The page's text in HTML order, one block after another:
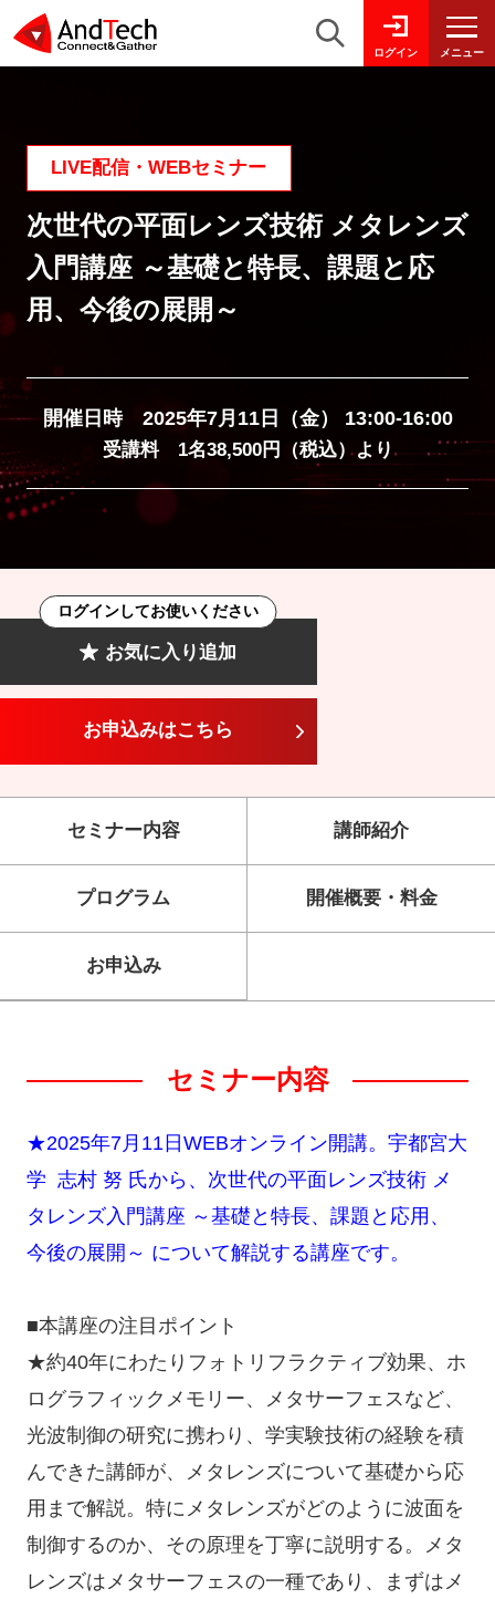
ログイン メニュー
LIVE配信・WEBセミナー
次世代の平面レンズ技術 メタレンズ
入門講座 ～基礎と特長、課題と応
用、今後の展開～
開催日時 2025年7月11日（金） 13:00-16:00
受講料 1名38,500円（税込）より
お気に入り追加
ログインしてお使いください
お申込みはこちら
セミナー内容 講師紹介
プログラム 開催概要・料金
お申込み
セミナー内容
★2025年7月11日WEBオンライン開講。宇都宮大
学 志村 努 氏から、次世代の平面レンズ技術 メ
タレンズ入門講座 ～基礎と特長、課題と応用、
今後の展開～ について解説する講座です。
■本講座の注目ポイント
★約40年にわたりフォトリフラクティブ効果、ホ
ログラフィックメモリー、メタサーフェスなど、
光波制御の研究に携わり、学実験技術の経験を積
んできた講師が、メタレンズについて基礎から応
用まで解説。特にメタレンズがどのように波面を
制御するのか、その原理を丁寧に説明する。メタ
レンズはメタサーフェスの一種であり、まずはメ